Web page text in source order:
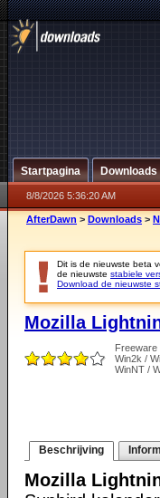
Startpagina Downloads
8/8/2026 5:36:20 AM
AfterDawn > Downloads >
Dit is de nieuwste beta
de nieuwste stabiele
Download de nieuwste
Mozilla
Freeware
Win2k /
WinNT /
Beschrijving
Mozilla